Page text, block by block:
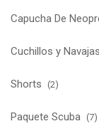
Capucha De
Cuchillos y Navajas
Shorts (2)
Paquete Scuba (7)